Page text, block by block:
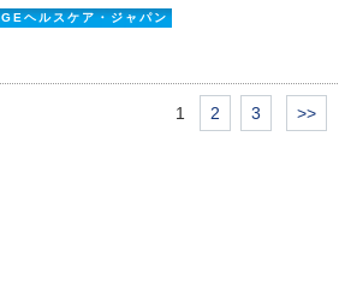
GEヘルスケア・ジャパン
1 2 3 >>